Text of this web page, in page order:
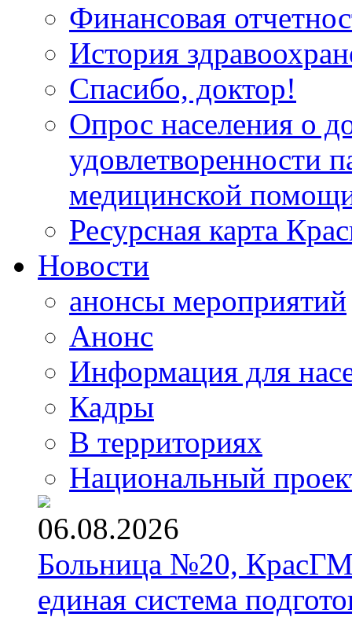
Финансовая
История
Спасибо, доктор!
Опрос населения о
удовлетворенности
медицинской
Ресурсная карта
Новости
анонсы мероприятий
Анонс
Информация для
Кадры
В территориях
Национальный
06.08.2026
Больница №20,
единая система